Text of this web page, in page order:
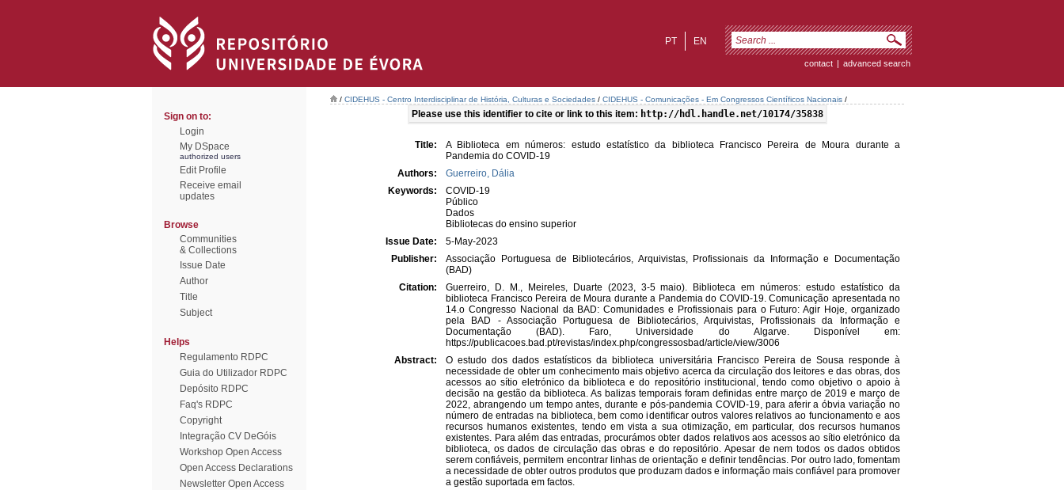
EN
PT
contact | advanced search
Sign on to:
Login
My DSpace
authorized users
Edit Profile
Receive email
updates
Browse
Communities
& Collections
Issue Date
Author
Title
Subject
Helps
Regulamento RDPC
Guia do Utilizador RDPC
Depósito RDPC
Faq's RDPC
Copyright
Integração CV DeGóis
Workshop Open Access
Open Access Declarations
Newsletter Open Access
/ CIDEHUS - Centro Interdisciplinar de História, Culturas e Sociedades / CIDEHUS - Comunicações - Em Congressos Científicos Nacionais /
Please use this identifier to cite or link to this item: http://hdl.handle.net/10174/35838
Title:
A Biblioteca em números: estudo estatístico da biblioteca Francisco Pereira de Moura durante a
Pandemia do COVID-19
Authors:
Guerreiro, Dália
Keywords:
COVID-19
Público
Dados
Bibliotecas do ensino superior
Issue Date:
5-May-2023
Publisher:
Associação Portuguesa de Bibliotecários, Arquivistas, Profissionais da Informação e Documentação
(BAD)
Citation:
Guerreiro, D. M., Meireles, Duarte (2023, 3-5 maio). Biblioteca em números: estudo estatístico da
biblioteca Francisco Pereira de Moura durante a Pandemia do COVID-19. Comunicação apresentada no
14.o Congresso Nacional da BAD: Comunidades e Profissionais para o Futuro: Agir Hoje, organizado
pela BAD - Associação Portuguesa de Bibliotecários, Arquivistas, Profissionais da Informação e
Documentação (BAD). Faro, Universidade do Algarve. Disponível em:
https://publicacoes.bad.pt/revistas/index.php/congressosbad/article/view/3006
Abstract:
O estudo dos dados estatísticos da biblioteca universitária Francisco Pereira de Sousa responde à
necessidade de obter um conhecimento mais objetivo acerca da circulação dos leitores e das obras, dos
acessos ao sítio eletrónico da biblioteca e do repositório institucional, tendo como objetivo o apoio à
decisão na gestão da biblioteca. As balizas temporais foram definidas entre março de 2019 e março de
2022, abrangendo um tempo antes, durante e pós-pandemia COVID-19, para aferir a óbvia variação no
número de entradas na biblioteca, bem como identificar outros valores relativos ao funcionamento e aos
recursos humanos existentes, tendo em vista a sua otimização, em particular, dos recursos humanos
existentes. Para além das entradas, procurámos obter dados relativos aos acessos ao sítio eletrónico da
biblioteca, os dados de circulação das obras e do repositório. Apesar de nem todos os dados obtidos
serem confiáveis, permitem encontrar linhas de orientação e definir tendências. Por outro lado, fomentam
a necessidade de obter outros produtos que produzam dados e informação mais confiável para promover
a gestão suportada em factos.